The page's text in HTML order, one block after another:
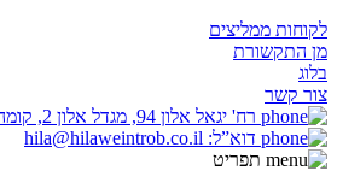
לקוחות ממליצים
מן התקשורת
בלוג
צור קשר
רח' יגאל אלון 94, מגדל אלון 2, קומה 29 תל אביב, מיקוד- 6789139
דוא”ל: hila@hilaweintrob.co.il
תפריט